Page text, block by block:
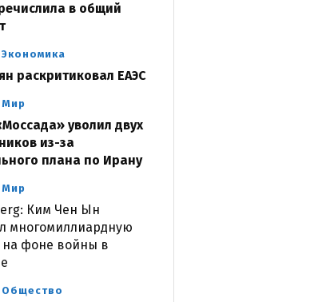
в общий
Экономика
раскритиковал ЕАЭС
Мир
уволил двух
из-за
плана по Ирану
Мир
Ким Чен Ын
многомиллиардную
на фоне войны в
Общество